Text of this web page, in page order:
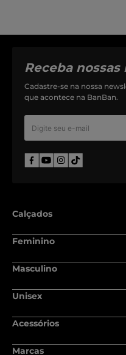
Receba nossas
Cadastre-se na nossa
que acontece na BanBan.
Calçados
Adulto
Recém nascido
Infantil
Juvenil
Feminino
Adulto
Recém nascido
Infantil
Juvenil
Masculino
Adulto
Recém nascido
Unisex
Adulto
Recém nascido
Acessórios
Bolsas
Marcas